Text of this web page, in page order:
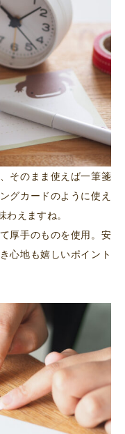
そのまま使えば一筆箋
グカードのように使え
わえますね。
厚手のものを使用。安
心地も嬉しいポイント